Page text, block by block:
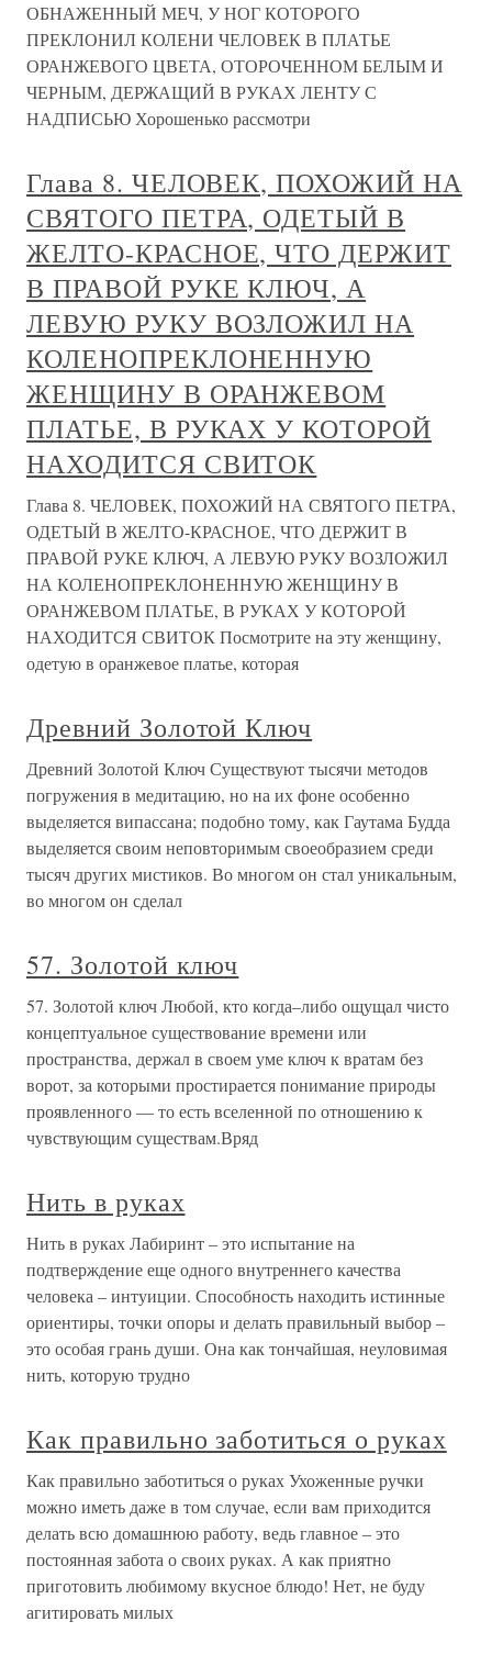
ОБНАЖЕННЫЙ МЕЧ, У НОГ КОТОРОГО
ПРЕКЛОНИЛ КОЛЕНИ ЧЕЛОВЕК В ПЛАТЬЕ
ОРАНЖЕВОГО ЦВЕТА, ОТОРОЧЕННОМ БЕЛЫМ И
ЧЕРНЫМ, ДЕРЖАЩИЙ В РУКАХ ЛЕНТУ С
НАДПИСЬЮ Хорошенько рассмотри
Глава 8. ЧЕЛОВЕК, ПОХОЖИЙ НА
СВЯТОГО ПЕТРА, ОДЕТЫЙ В
ЖЕЛТО-КРАСНОЕ, ЧТО ДЕРЖИТ
В ПРАВОЙ РУКЕ КЛЮЧ, А
ЛЕВУЮ РУКУ ВОЗЛОЖИЛ НА
КОЛЕНОПРЕКЛОНЕННУЮ
ЖЕНЩИНУ В ОРАНЖЕВОМ
ПЛАТЬЕ, В РУКАХ У КОТОРОЙ
НАХОДИТСЯ СВИТОК
Глава 8. ЧЕЛОВЕК, ПОХОЖИЙ НА СВЯТОГО ПЕТРА,
ОДЕТЫЙ В ЖЕЛТО-КРАСНОЕ, ЧТО ДЕРЖИТ В
ПРАВОЙ РУКЕ КЛЮЧ, А ЛЕВУЮ РУКУ ВОЗЛОЖИЛ
НА КОЛЕНОПРЕКЛОНЕННУЮ ЖЕНЩИНУ В
ОРАНЖЕВОМ ПЛАТЬЕ, В РУКАХ У КОТОРОЙ
НАХОДИТСЯ СВИТОК Посмотрите на эту женщину,
одетую в оранжевое платье, которая
Древний Золотой Ключ
Древний Золотой Ключ Существуют тысячи методов
погружения в медитацию, но на их фоне особенно
выделяется випассана; подобно тому, как Гаутама Будда
выделяется своим неповторимым своеобразием среди
тысяч других мистиков. Во многом он стал уникальным,
во многом он сделал
57. Золотой ключ
57. Золотой ключ Любой, кто когда–либо ощущал чисто
концептуальное существование времени или
пространства, держал в своем уме ключ к вратам без
ворот, за которыми простирается понимание природы
проявленного — то есть вселенной по отношению к
чувствующим существам.Вряд
Нить в руках
Нить в руках Лабиринт – это испытание на
подтверждение еще одного внутреннего качества
человека – интуиции. Способность находить истинные
ориентиры, точки опоры и делать правильный выбор –
это особая грань души. Она как тончайшая, неуловимая
нить, которую трудно
Как правильно заботиться о руках
Как правильно заботиться о руках Ухоженные ручки
можно иметь даже в том случае, если вам приходится
делать всю домашнюю работу, ведь главное – это
постоянная забота о своих руках. А как приятно
приготовить любимому вкусное блюдо! Нет, не буду
агитировать милых